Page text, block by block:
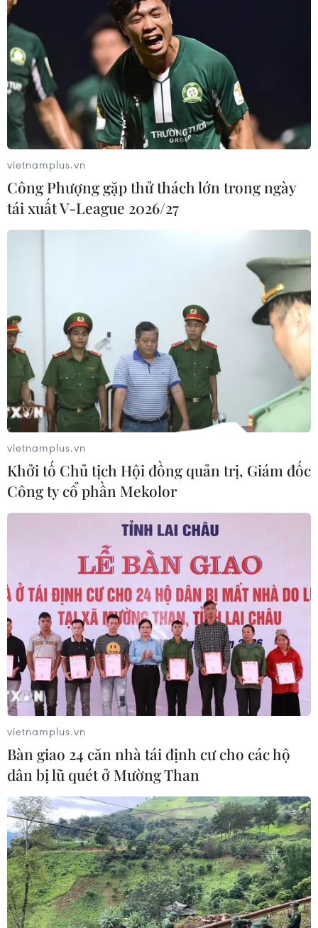
vietnamplus.vn
Công Phượng gặp thử thách lớn trong ngày
tái xuất V-League 2026/27
vietnamplus.vn
Khởi tố Chủ tịch Hội đồng quản trị, Giám đốc
Công ty cổ phần Mekolor
vietnamplus.vn
Bàn giao 24 căn nhà tái định cư cho các hộ
dân bị lũ quét ở Mường Than